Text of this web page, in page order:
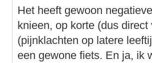
Het heeft gewoon
knieen, op korte (dus
(pijnklachten op latere
een gewone fiets. En ja, ik